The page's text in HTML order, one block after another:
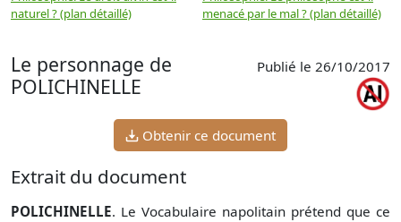
naturel ? (plan détaillé)
menacé par le mal ? (plan détaillé)
Le personnage de
POLICHINELLE
Publié le 26/10/2017
Obtenir ce document
Extrait du document
POLICHINELLE. Le Vocabulaire napolitain prétend que ce